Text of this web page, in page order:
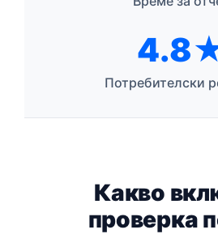
Потребителски
Какво
проверка